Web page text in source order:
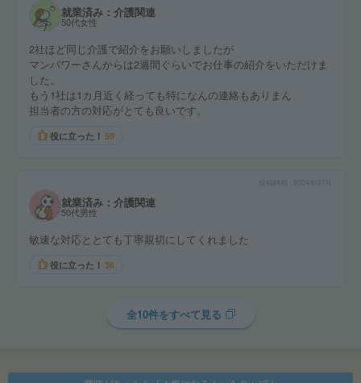
就業済み：介護関連
50代女性
2社ほど同じ介護で紹介をお願いしましたが
マンパワーさんからは2週間ぐらいでお仕事の紹介をいただけま
した。
もう1社は1カ月近く経っても特になんの連絡もありまん
担当者の方の対応がとても良いです。
役に立った！ 59
2024年07月
就業済み：介護関連
50代男性
敏速な対応ととても丁寧親切にしてくれました
役に立った！ 36
全10件をすべて見る